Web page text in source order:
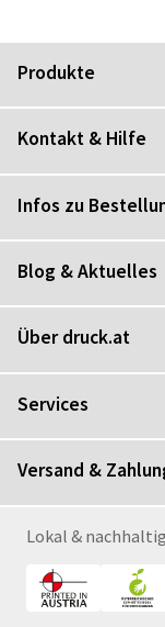
Produkte
Kontakt & Hilfe
Infos zu
Blog & Aktuelles
Über druck.at
Services
Versand &
Lokal &